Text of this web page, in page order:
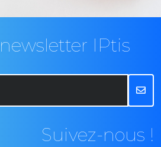
IPtis
Suivez-nous !